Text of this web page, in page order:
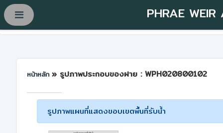
PHRAE WEIR
หน้าหลัก » รูปภาพประกอบของฝาย : WPH020800102
รูปภาพแผนที่แสดงขอบเขตพื้นที่รับน้ำ